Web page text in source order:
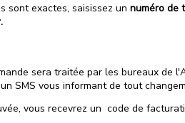
sont exactes, saisissez un numéro de
sera traitée par les bureaux de
SMS vous informant de tout
vous recevrez un code de